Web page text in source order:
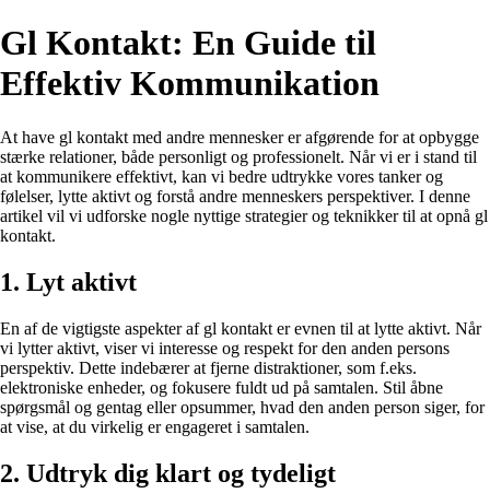
Gl Kontakt: En Guide til
Effektiv Kommunikation
At have gl kontakt med andre mennesker er afgørende for at opbygge
stærke relationer, både personligt og professionelt. Når vi er i stand til
at kommunikere effektivt, kan vi bedre udtrykke vores tanker og
følelser, lytte aktivt og forstå andre menneskers perspektiver. I denne
artikel vil vi udforske nogle nyttige strategier og teknikker til at opnå gl
kontakt.
1. Lyt aktivt
En af de vigtigste aspekter af gl kontakt er evnen til at lytte aktivt. Når
vi lytter aktivt, viser vi interesse og respekt for den anden persons
perspektiv. Dette indebærer at fjerne distraktioner, som f.eks.
elektroniske enheder, og fokusere fuldt ud på samtalen. Stil åbne
spørgsmål og gentag eller opsummer, hvad den anden person siger, for
at vise, at du virkelig er engageret i samtalen.
2. Udtryk dig klart og tydeligt